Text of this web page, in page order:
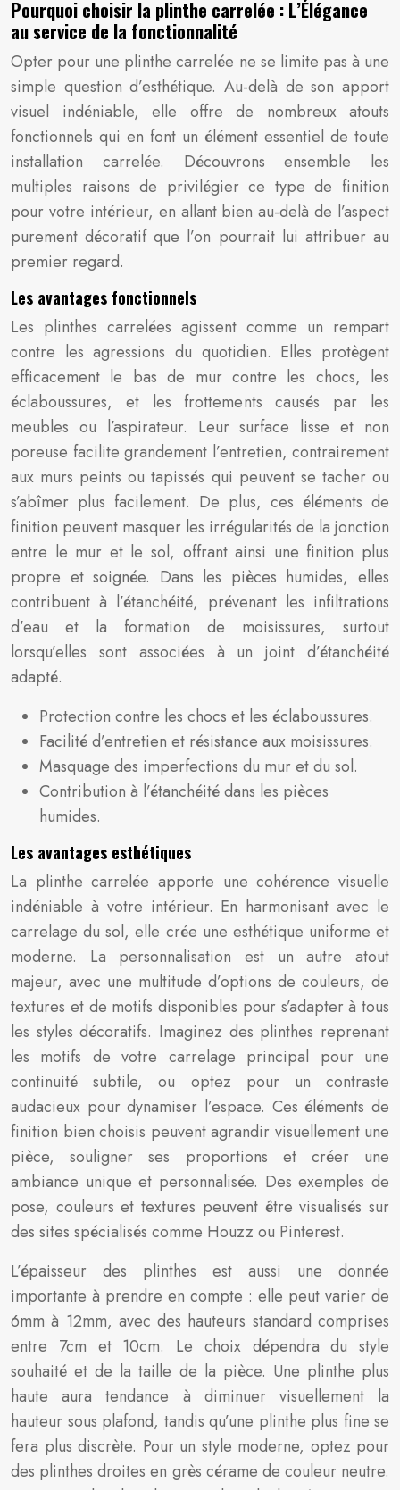
Pourquoi choisir la plinthe carrelée : L’Élégance
au service de la fonctionnalité
Opter pour une plinthe carrelée ne se limite pas à une
simple question d’esthétique. Au-delà de son apport
visuel indéniable, elle offre de nombreux atouts
fonctionnels qui en font un élément essentiel de toute
installation carrelée. Découvrons ensemble les
multiples raisons de privilégier ce type de finition
pour votre intérieur, en allant bien au-delà de l’aspect
purement décoratif que l’on pourrait lui attribuer au
premier regard.
Les avantages fonctionnels
Les plinthes carrelées agissent comme un rempart
contre les agressions du quotidien. Elles protègent
efficacement le bas de mur contre les chocs, les
éclaboussures, et les frottements causés par les
meubles ou l’aspirateur. Leur surface lisse et non
poreuse facilite grandement l’entretien, contrairement
aux murs peints ou tapissés qui peuvent se tacher ou
s’abîmer plus facilement. De plus, ces éléments de
finition peuvent masquer les irrégularités de la jonction
entre le mur et le sol, offrant ainsi une finition plus
propre et soignée. Dans les pièces humides, elles
contribuent à l’étanchéité, prévenant les infiltrations
d’eau et la formation de moisissures, surtout
lorsqu’elles sont associées à un joint d’étanchéité
adapté.
Protection contre les chocs et les éclaboussures.
Facilité d’entretien et résistance aux moisissures.
Masquage des imperfections du mur et du sol.
Contribution à l’étanchéité dans les pièces
humides.
Les avantages esthétiques
La plinthe carrelée apporte une cohérence visuelle
indéniable à votre intérieur. En harmonisant avec le
carrelage du sol, elle crée une esthétique uniforme et
moderne. La personnalisation est un autre atout
majeur, avec une multitude d’options de couleurs, de
textures et de motifs disponibles pour s’adapter à tous
les styles décoratifs. Imaginez des plinthes reprenant
les motifs de votre carrelage principal pour une
continuité subtile, ou optez pour un contraste
audacieux pour dynamiser l’espace. Ces éléments de
finition bien choisis peuvent agrandir visuellement une
pièce, souligner ses proportions et créer une
ambiance unique et personnalisée. Des exemples de
pose, couleurs et textures peuvent être visualisés sur
des sites spécialisés comme Houzz ou Pinterest.
L’épaisseur des plinthes est aussi une donnée
importante à prendre en compte : elle peut varier de
6mm à 12mm, avec des hauteurs standard comprises
entre 7cm et 10cm. Le choix dépendra du style
souhaité et de la taille de la pièce. Une plinthe plus
haute aura tendance à diminuer visuellement la
hauteur sous plafond, tandis qu’une plinthe plus fine se
fera plus discrète. Pour un style moderne, optez pour
des plinthes droites en grès cérame de couleur neutre.